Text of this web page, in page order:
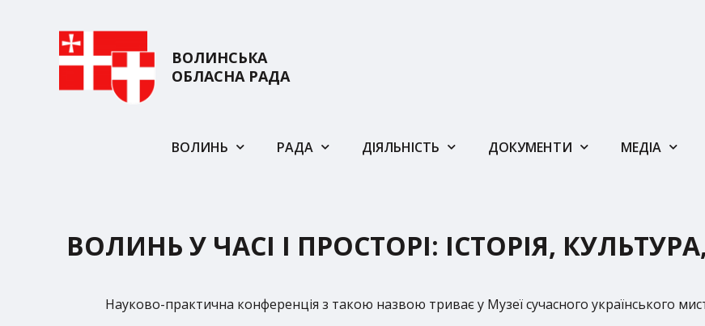
ВОЛИНСЬКА
ОБЛАСНА РАДА
ВОЛИНЬ РАДА ДІЯЛЬНІСТЬ ДОКУМЕНТИ МЕДІА
ВОЛИНЬ У ЧАСІ І ПРОСТОРІ: ІСТОРІЯ,
Науково-практична конференція з такою назвою триває у Музеї сучасного українського